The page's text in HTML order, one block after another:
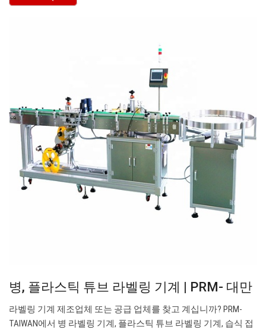
병, 플라스틱 튜브 라벨링 기계 | PRM- 대만
라벨링 기계 제조업체 또는 공급 업체를 찾고 계십니까? PRM-
TAIWAN에서 병 라벨링 기계, 플라스틱 튜브 라벨링 기계, 습식 접